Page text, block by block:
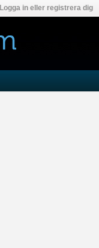
Logga in eller registrera dig